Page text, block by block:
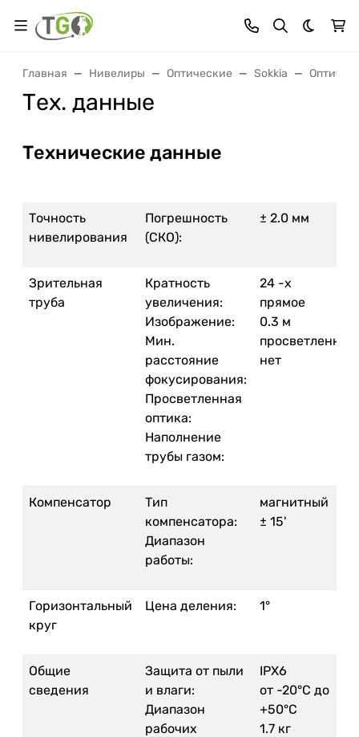
Темная
Главная Нивелиры Оптические Sokkia
Тех. данные
Технические данные
Точность
нивелирования
Погрешность
(СКО):
± 2.0 мм
Зрительная
труба
Кратность
увеличения:
Изображение:
Мин.
расстояние
фокусирования:
Просветленная
оптика:
Наполнение
трубы газом:
24 -x
прямое
0.3 м
просветленная
нет
Компенсатор
Тип
компенсатора:
Диапазон
работы:
магнитный
± 15'
Горизонтальный
круг
Цена деления: 1°
Общие
сведения
Защита от пыли
и влаги:
Диапазон
рабочих
IPX6
от -20°C до
+50°C
1.7 кг